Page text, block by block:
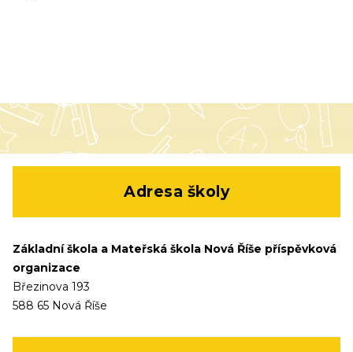
Adresa školy
Základní škola a Mateřská škola Nová Říše příspěvková
organizace
Březinova 193
588 65 Nová Říše